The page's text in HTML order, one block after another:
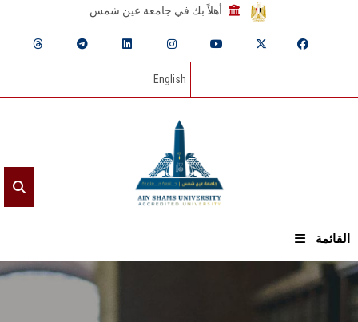
أهلاً بك في جامعة عين شمس
English
القائمة